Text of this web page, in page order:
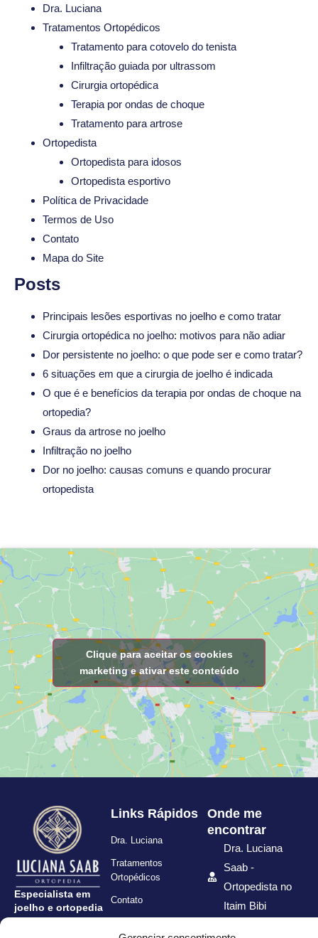
Dra. Luciana
Tratamentos Ortopédicos
Tratamento para cotovelo do tenista
Infiltração guiada por ultrassom
Cirurgia ortopédica
Terapia por ondas de choque
Tratamento para artrose
Ortopedista
Ortopedista para idosos
Ortopedista esportivo
Política de Privacidade
Termos de Uso
Contato
Mapa do Site
Posts
Principais lesões esportivas no joelho e como tratar
Cirurgia ortopédica no joelho: motivos para não adiar
Dor persistente no joelho: o que pode ser e como tratar?
6 situações em que a cirurgia de joelho é indicada
O que é e benefícios da terapia por ondas de choque na
ortopedia?
Graus da artrose no joelho
Infiltração no joelho
Dor no joelho: causas comuns e quando procurar
ortopedista
Clique para aceitar os cookies
marketing e ativar este conteúdo
Especialista em
joelho e ortopedia
no Itaim Bibi, São
Links Rápidos
Dra. Luciana
Tratamentos
Ortopédicos
Contato
Onde me
encontrar
Dra. Luciana
Saab -
Ortopedista no
Itaim Bibi
R. Joaquim